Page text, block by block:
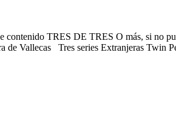
TRES DE TRES O más, si no
de Vallecas Tres series Extranjeras Twin